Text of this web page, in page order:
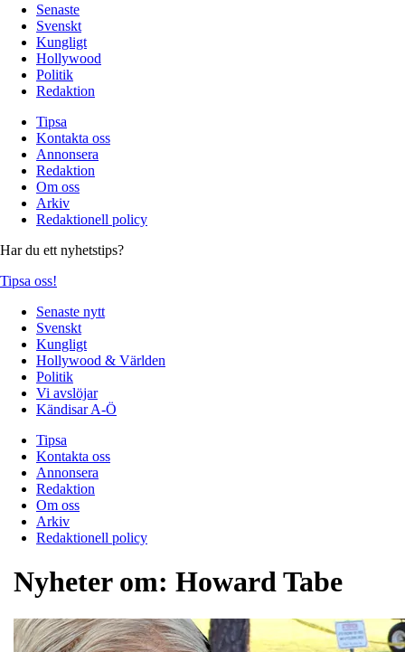
Senaste
Svenskt
Kungligt
Hollywood
Politik
Redaktion
Tipsa
Kontakta oss
Annonsera
Redaktion
Om oss
Arkiv
Redaktionell policy
Har du ett nyhetstips?
Tipsa oss!
Senaste nytt
Svenskt
Kungligt
Hollywood & Världen
Politik
Vi avslöjar
Kändisar A-Ö
Tipsa
Kontakta oss
Annonsera
Redaktion
Om oss
Arkiv
Redaktionell policy
Nyheter om: Howard Tabe